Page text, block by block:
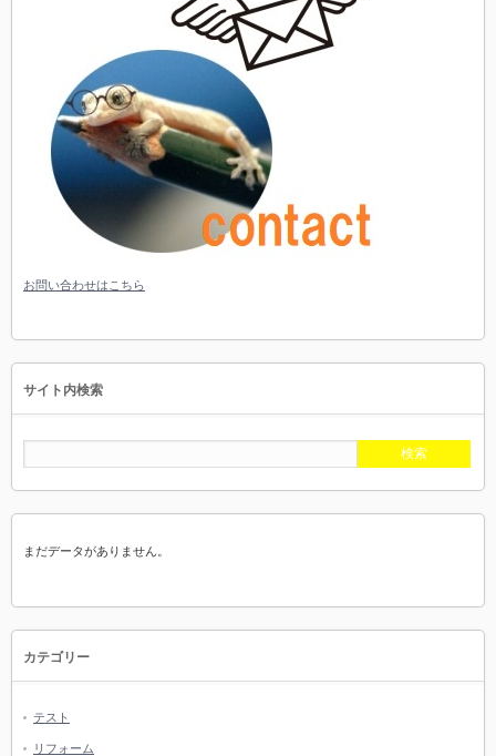
お問い合わせはこちら
サイト内検索
まだデータがありません。
カテゴリー
テスト
リフォーム